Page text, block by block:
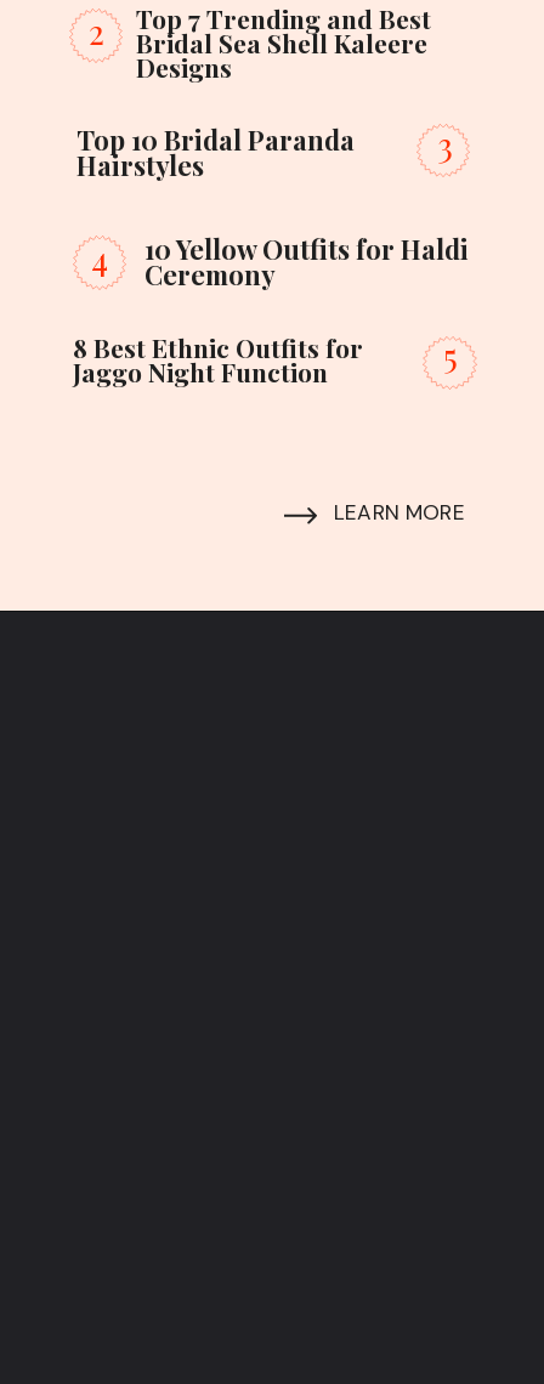
Top 7 Trending and Best
Bridal Sea Shell Kaleere
Designs
Top 10 Bridal Paranda
Hairstyles
10 Yellow Outfits for Haldi
Ceremony
8 Best Ethnic Outfits for
Jaggo Night Function
2
3
4
5
LEARN MORE